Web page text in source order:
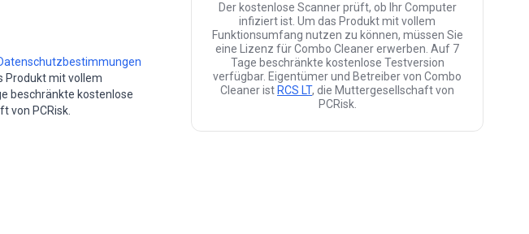
Produkt mit vollem
beschränkte kostenlose
von PCRisk.
Der kostenlose Scanner prüft, ob Ihr Computer
infiziert ist. Um das Produkt mit vollem
Funktionsumfang nutzen zu können, müssen Sie
eine Lizenz für Combo Cleaner erwerben. Auf 7
Tage beschränkte kostenlose Testversion
verfügbar. Eigentümer und Betreiber von Combo
Cleaner ist RCS LT, die Muttergesellschaft von
PCRisk.